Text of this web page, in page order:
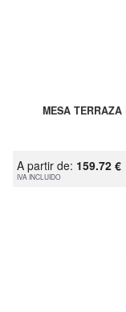
MESA
A partir de: 159.72 €
IVA INCLUIDO